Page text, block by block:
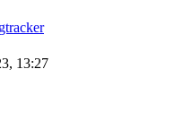
13:27